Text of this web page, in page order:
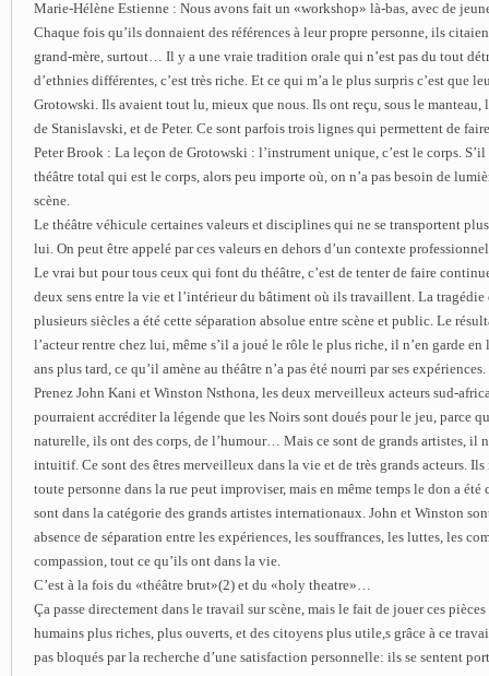
Marie-Hélène Estienne : Nous avons fait un «workshop» là-bas, avec de
Chaque fois qu’ils donnaient des références à leur propre personne, ils
grand-mère, surtout… Il y a une vraie tradition orale qui n’est pas du tout
d’ethnies différentes, c’est très riche. Et ce qui m’a le plus surpris c’est que
Grotowski. Ils avaient tout lu, mieux que nous. Ils ont reçu, sous le manteau,
de Stanislavski, et de Peter. Ce sont parfois trois lignes qui permettent de
Peter Brook : La leçon de Grotowski : l’instrument unique, c’est le corps.
théâtre total qui est le corps, alors peu importe où, on n’a pas besoin de
scène.
Le théâtre véhicule certaines valeurs et disciplines qui ne se transportent
lui. On peut être appelé par ces valeurs en dehors d’un contexte
Le vrai but pour tous ceux qui font du théâtre, c’est de tenter de faire
deux sens entre la vie et l’intérieur du bâtiment où ils travaillent. La tragédie
plusieurs siècles a été cette séparation absolue entre scène et public. Le
l’acteur rentre chez lui, même s’il a joué le rôle le plus riche, il n’en garde
ans plus tard, ce qu’il amène au théâtre n’a pas été nourri par ses expériences.
Prenez John Kani et Winston Nsthona, les deux merveilleux acteurs sud-
pourraient accréditer la légende que les Noirs sont doués pour le jeu, parce
naturelle, ils ont des corps, de l’humour… Mais ce sont de grands artistes, il
intuitif. Ce sont des êtres merveilleux dans la vie et de très grands acteurs.
toute personne dans la rue peut improviser, mais en même temps le don a
sont dans la catégorie des grands artistes internationaux. John et Winston
absence de séparation entre les expériences, les souffrances, les luttes, les
compassion, tout ce qu’ils ont dans la vie.
C’est à la fois du «théâtre brut»(2) et du «holy theatre»…
Ça passe directement dans le travail sur scène, mais le fait de jouer ces pièces
humains plus riches, plus ouverts, et des citoyens plus utile,s grâce à ce
pas bloqués par la recherche d’une satisfaction personnelle: ils se sentent